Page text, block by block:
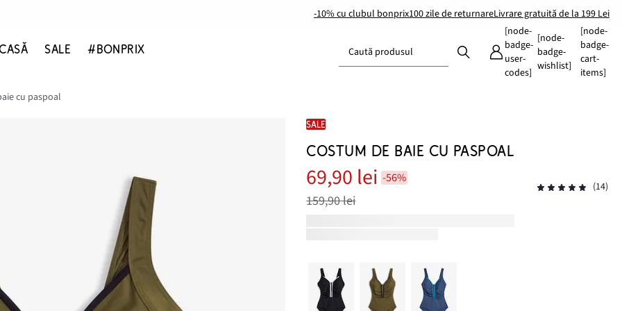
-10% cu clubul bonprix100 zile de returnareLivrare gratuită de la 199 Lei
SALE #BONPRIX Caută produsul
[node-
badge-
user-
codes]
[node-
badge-
wishlist]
[node-
badge-
cart-
items]
cu paspoal
SALE
COSTUM DE BAIE CU PASPOAL
69,90 lei -56%
159,90 lei
(14)